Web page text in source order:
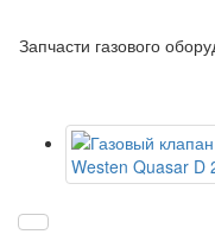
Запчасти газового